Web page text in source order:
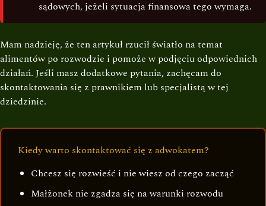
sądowych, jeżeli sytuacja finansowa tego wymaga.
Mam nadzieję, że ten artykuł rzucił światło na temat
alimentów po rozwodzie i pomoże w podjęciu odpowiednich
działań. Jeśli masz dodatkowe pytania, zachęcam do
skontaktowania się z prawnikiem lub specjalistą w tej
dziedzinie.
Kiedy warto skontaktować się z adwokatem?
Chcesz się rozwieść i nie wiesz od czego zacząć
Małżonek nie zgadza się na warunki rozwodu